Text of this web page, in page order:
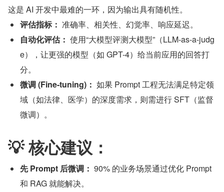
这是 AI 开发中最难的一环，因为输出具有随机性。
评估指标： 准确率、相关性、幻觉率、响应延迟。
自动化评估： 使用“大模型评测大模型”（LLM-as-a-judg
e），让更强的模型（如 GPT-4）给当前应用的回答打
分。
微调 (Fine-tuning)： 如果 Prompt 工程无法满足特定领
域（如法律、医学）的深度需求，则需进行 SFT（监督
微调）。
💡 核心建议：
先 Prompt 后微调： 90% 的业务场景通过优化 Prompt
和 RAG 就能解决。